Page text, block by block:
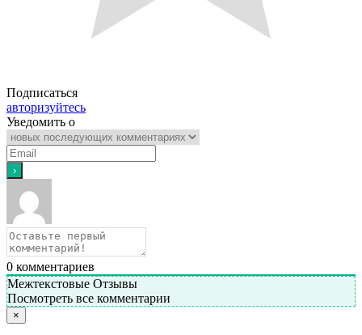
Подписаться
авторизуйтесь
Уведомить о
0 комментариев
Межтекстовые Отзывы
Посмотреть все комментарии
×